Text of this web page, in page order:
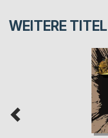
WEITERE TITEL